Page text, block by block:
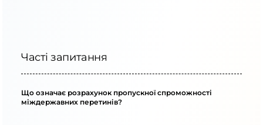
Часті запитання
Що означає розрахунок пропускної спроможності
міждержавних перетинів?